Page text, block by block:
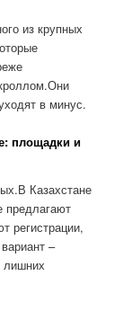
из крупных
в минус.
площадки и
Казахстане
предлагают
регистрации,
–
лишних